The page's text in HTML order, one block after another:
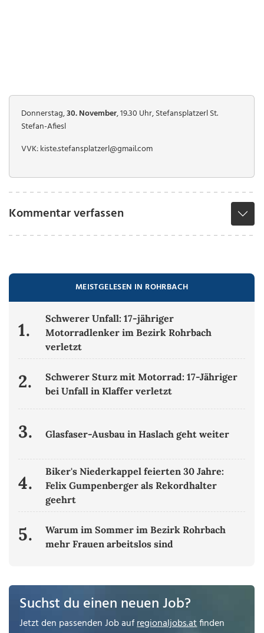
Donnerstag,30. November, 19.30 Uhr, Stefansplatzerl St.
Stefan-Afiesl
VVK: kiste.stefansplatzerl@gmail.com
Kommentar verfassen
MEISTGELESEN IN ROHRBACH
1.
Schwerer Unfall: 17-jähriger
Motorradlenker im Bezirk Rohrbach
verletzt
2.
Schwerer Sturz mit Motorrad: 17-Jähriger
bei Unfall in Klaffer verletzt
3. Glasfaser-Ausbau in Haslach geht weiter
4.
Biker's Niederkappel feierten 30 Jahre:
Felix Gumpenberger als Rekordhalter
geehrt
5.
Warum im Sommer im Bezirk Rohrbach
mehr Frauen arbeitslos sind
Suchst du einen neuen Job?
Jetzt den passenden Job aufregionaljobs.atfinden